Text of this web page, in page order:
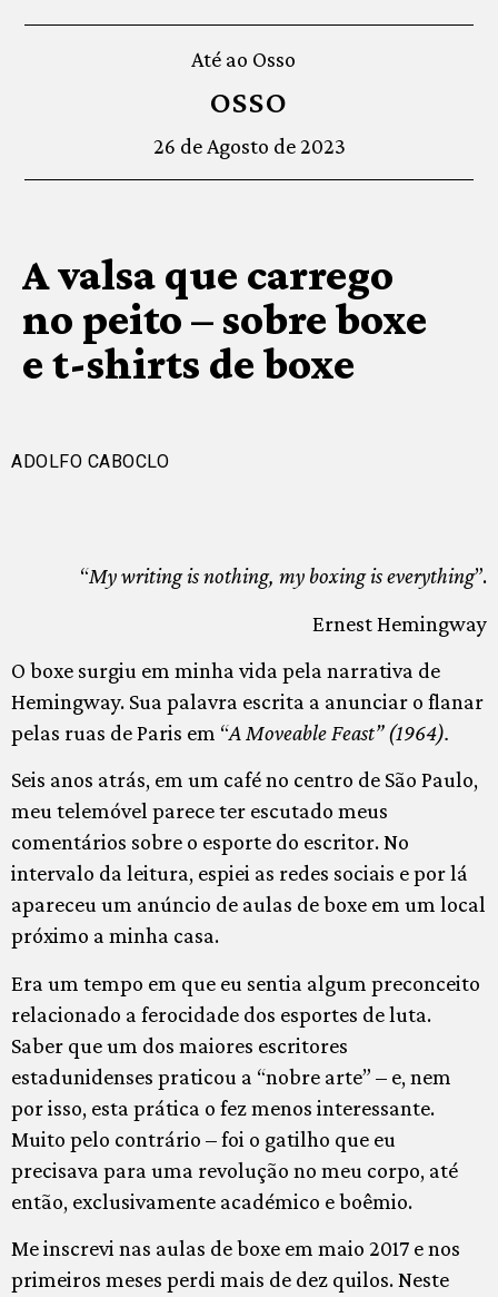
Até ao Osso
OSSO
26 de Agosto de 2023
A valsa que carrego
no peito – sobre boxe
e t-shirts de boxe
ADOLFO CABOCLO
“My writing is nothing, my boxing is everything”.
Ernest Hemingway
O boxe surgiu em minha vida pela narrativa de
Hemingway. Sua palavra escrita a anunciar o flanar
pelas ruas de Paris em “A Moveable Feast” (1964).
Seis anos atrás, em um café no centro de São Paulo,
meu telemóvel parece ter escutado meus
comentários sobre o esporte do escritor. No
intervalo da leitura, espiei as redes sociais e por lá
apareceu um anúncio de aulas de boxe em um local
próximo a minha casa.
Era um tempo em que eu sentia algum preconceito
relacionado a ferocidade dos esportes de luta.
Saber que um dos maiores escritores
estadunidenses praticou a “nobre arte” – e, nem
por isso, esta prática o fez menos interessante.
Muito pelo contrário – foi o gatilho que eu
precisava para uma revolução no meu corpo, até
então, exclusivamente académico e boêmio.
Me inscrevi nas aulas de boxe em maio 2017 e nos
primeiros meses perdi mais de dez quilos. Neste